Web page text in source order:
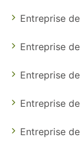
Entreprise
Entreprise
Entreprise
Entreprise
Entreprise